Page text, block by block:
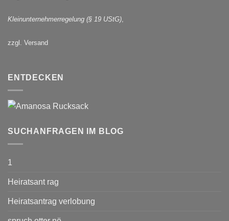
Kleinunternehmerregelung (§ 19 UStG)
zzgl. Versand
ENTDECKEN
SUCHANFRAGEN IM BLOG
1
Heiratsant rag
Heiratsantrag verlobung